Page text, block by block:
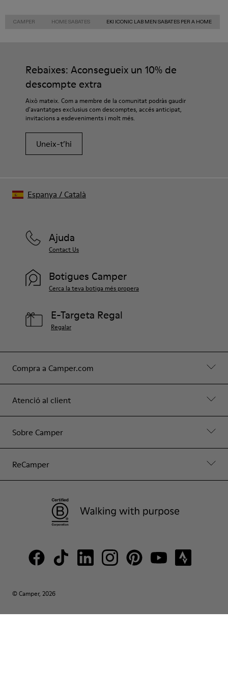
CAMPER HOME SABATES EKI ICONIC LAB MEN SABATES PER A HOME
Rebaixes: Aconsegueix un 10% de
descompte extra
Això mateix. Com a membre de la comunitat podràs gaudir
d’avantatges exclusius com descomptes, accés anticipat,
invitacions a esdeveniments i molt més.
Uneix-t’hi
Compra a Camper.com
Atenció al client
Sobre Camper
ReCamper
Ajuda
Contact Us
Botigues Camper
Cerca la teva botiga més propera
E-Targeta Regal
Regalar
© Camper, 2026
Espanya / Català